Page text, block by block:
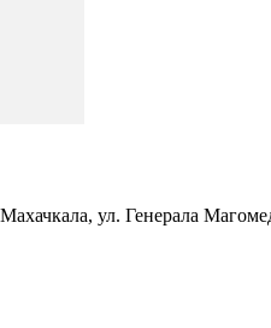
ул. Генерала